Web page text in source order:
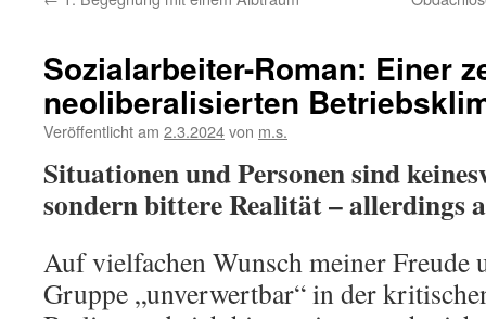
Sozialarbeiter-Roman: Einer
neoliberalisierten
Veröffentlicht am 2.3.2024von m.s.
Situationen und Personen sind
sondern bittere Realität – allerdings
Auf vielfachen Wunsch meiner Freude
Gruppe „unverwertbar“ in der